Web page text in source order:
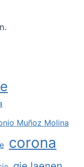
Muñoz Molina
corona